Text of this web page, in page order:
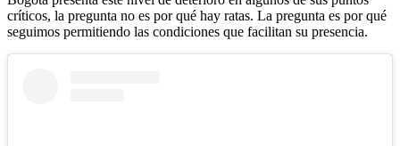
críticos, la pregunta no es por qué hay ratas. La pregunta es por qué
seguimos permitiendo las condiciones que facilitan su presencia.